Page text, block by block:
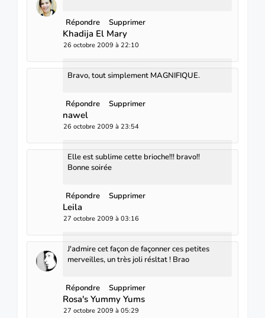
Répondre Supprimer
Khadija El Mary
26 octobre 2009 à 22:10
Bravo, tout simplement MAGNIFIQUE.
Répondre Supprimer
nawel
26 octobre 2009 à 23:54
Elle est sublime cette brioche!!! bravo!!
Bonne soirée
Répondre Supprimer
Leila
27 octobre 2009 à 03:16
J'admire cet façon de façonner ces petites
merveilles, un très joli résltat ! Brao
Répondre Supprimer
Rosa's Yummy Yums
27 octobre 2009 à 05:29